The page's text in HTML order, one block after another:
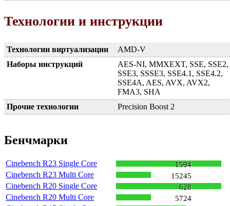
Технологии и инструкции
Технологии виртуализации
AMD-V
Наборы инструкций
AES-NI, MMXEXT, SSE, SSE2,
SSE3, SSSE3, SSE4.1, SSE4.2,
SSE4A, AES, AVX, AVX2,
FMA3, SHA
Прочие технологии
Precision Boost 2
Бенчмарки
Cinebench R23 Single Core 1594
Cinebench R23 Multi Core 15245
Cinebench R20 Single Core 628
Cinebench R20 Multi Core 5724